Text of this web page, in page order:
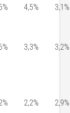
4,5% 3,1%
3,3% 3,2%
2,2% 2,9%